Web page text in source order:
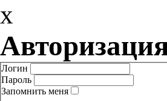
x
Логин
Пароль
Запомнить меня